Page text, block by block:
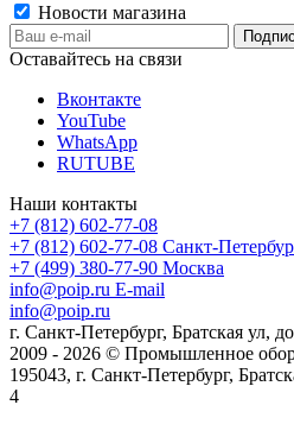
Новости магазина
Оставайтесь на связи
Вконтакте
YouTube
WhatsApp
RUTUBE
Наши контакты
+7 (812) 602-77-08
+7 (812) 602-77-08 Санкт-
+7 (499) 380-77-90 Москва
info@poip.ru E-mail
info@poip.ru
г. Санкт-Петербург, Братская ул,
2009 - 2026 © Промышленное
195043, г. Санкт-Петербург,
4